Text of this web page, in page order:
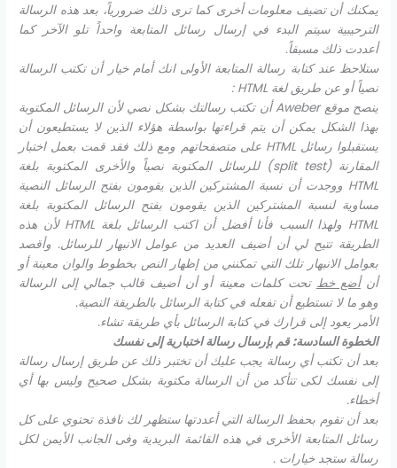
يمكنك أن تضيف معلومات أخرى كما ترى ذلك ضرورياً، بعد هذه الرسالة
الترحيبية سيتم البدء في إرسال رسائل المتابعة واحداً تلو الآخر كما
أعددت ذلك مسبقاً.
ستلاحظ عند كتابة رسالة المتابعة الأولى انك أمام خيار أن تكتب الرسالة
نصياً أو عن طريق لغةHTML
:
ينصح موقعAweberأن تكتب رسالتك بشكل نصي لأن الرسائل المكتوبة
بهذا الشكل يمكن أن يتم قراءتها بواسطة هؤلاء الذين لا يستطيعون أن
يستقبلوا رسائلHTML على متصفحاتهم ومع ذلك فقد قمت بعمل اختبار
المقارنة (split test
)للرسائل المكتوبة نصياً والأخرى المكتوبة بلغة
HTML ووجدت أن نسبة المشتركين الذين يقومون بفتح الرسائل النصية
مساوية لنسبة المشتركين الذين يقومون بفتح الرسائل المكتوبة بلغة
HTML ولهذا السبب فأنا أفضل أن اكتب الرسائل بلغة HTML لأن هذه
الطريقة تتيح لي أن أضيف العديد من عوامل الانبهار للرسائل. وأقصد
بعوامل الانبهار تلك التي تمكنني من إظهار النص بخطوط والوان معينة أو
أنأضع خط تحت كلمات معينة أو أن أضيف قالب جمالي إلى الرسالة
وهو ما لا تستطيع أن تفعله في كتابة الرسائل بالطريقة النصية.
الأمر يعود إلى قرارك في كتابة الرسائل بأي طريقة تشاء.
الخطوة السادسة: قم بإرسال رسالة اختبارية إلى نفسك
بعد أن تكتب أي رسالة يجب عليك أن تختبر ذلك عن طريق إرسال رسالة
إلى نفسك لكى تتأكد من أن الرسالة مكتوبة بشكل صحيح وليس بها أي
أخطاء.
بعد أن تقوم بحفظ الرسالة التي أعددتها ستظهر لك نافذة تحتوي على كل
رسائل المتابعة الأخرى في هذه القائمة البريدية وفى الجانب الأيمن لكل
رسالة ستجد خيارات .